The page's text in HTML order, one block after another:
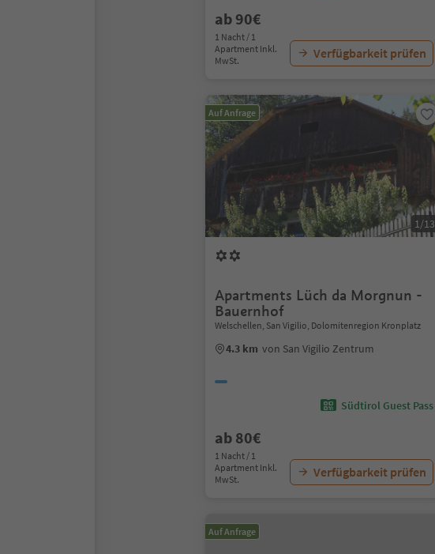
ab 90€
1 Nacht / 1
Apartment Inkl.
MwSt.
Verfügbarkeit prüfen
Auf Anfrage
1/13
Apartments Lüch da Morgnun -
Bauernhof
Welschellen, San Vigilio, Dolomitenregion Kronplatz
4.3 km von San Vigilio Zentrum
Südtirol Guest Pass
ab 80€
1 Nacht / 1
Apartment Inkl.
MwSt.
Verfügbarkeit prüfen
Auf Anfrage